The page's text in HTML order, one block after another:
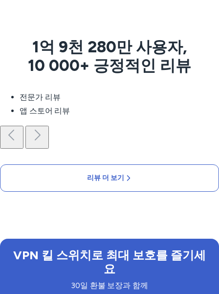
1억 9천 280만 사용자,
10 000+ 긍정적인 리뷰
전문가 리뷰
앱 스토어 리뷰
리뷰 더 보기
VPN 킬 스위치로 최대 보호를 즐기세
요
30일 환불 보장과 함께